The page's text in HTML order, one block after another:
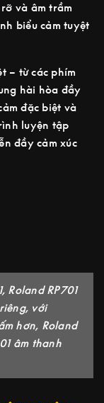
và âm trầm
biểu cảm tuyệt
– từ các phím
hài hòa đầy
đặc biệt và
luyện tập
đầy cảm xúc
Roland RP701
với
hơn, Roland
âm thanh